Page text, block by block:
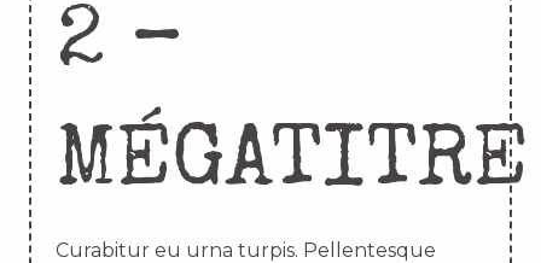
2 –
MÉGATITRE
Curabitur eu urna turpis. Pellentesque